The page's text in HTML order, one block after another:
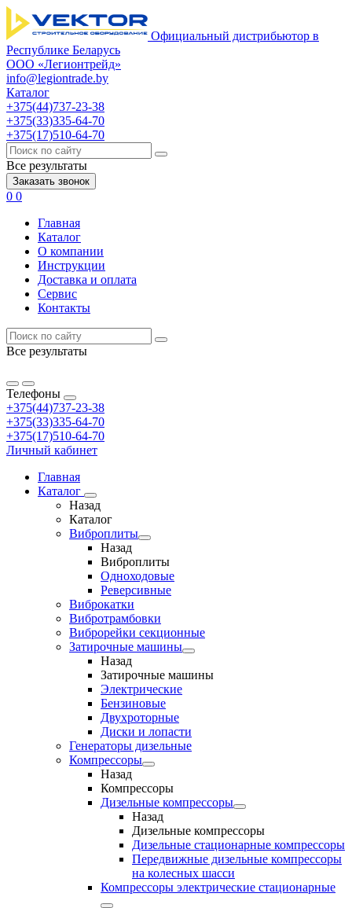
Официальный дистрибьютор в
Республике Беларусь
ООО «Легионтрейд»
info@legiontrade.by
Каталог
+375(44)737-23-38
+375(33)335-64-70
+375(17)510-64-70
Все результаты
Заказать звонок
0 0
Главная
Каталог
О компании
Инструкции
Доставка и оплата
Сервис
Контакты
Все результаты
Телефоны
+375(44)737-23-38
+375(33)335-64-70
+375(17)510-64-70
Личный кабинет
Главная
Каталог
Назад
Каталог
Виброплиты
Назад
Виброплиты
Одноходовые
Реверсивные
Виброкатки
Вибротрамбовки
Виброрейки секционные
Затирочные машины
Назад
Затирочные машины
Электрические
Бензиновые
Двухроторные
Диски и лопасти
Генераторы дизельные
Компрессоры
Назад
Компрессоры
Дизельные компрессоры
Назад
Дизельные компрессоры
Дизельные стационарные компрессоры
Передвижные дизельные компрессоры
на колесных шасси
Компрессоры электрические стационарные